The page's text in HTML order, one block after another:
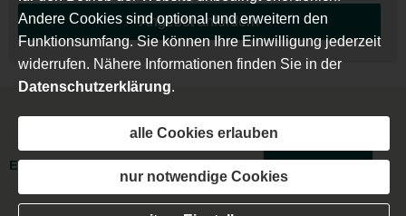
An­ge­bot an­for­dern
Rechtliche Hinweise·Datenschutz
Erstinformation
Andere Cookies sind optional und erweitern den
Funktionsumfang. Sie können Ihre Einwilligung jederzeit
widerrufen. Nähere Informationen finden Sie in der
Datenschutzerklärung.
alle Cookies erlauben
nur notwendige Cookies